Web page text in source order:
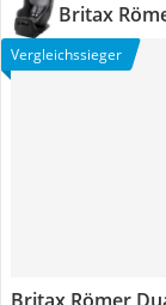
Britax
Vergleichssieger